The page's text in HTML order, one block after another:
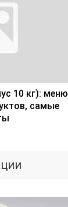
10 кг): меню
самые